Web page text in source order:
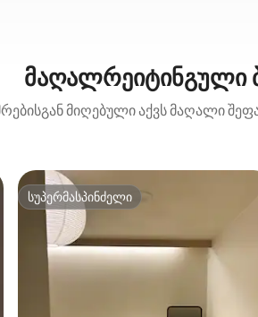
მაღალრეიტინგული
მიღებული აქვს მაღალი
სუპერმასპინძელი
სუპერმასპინძელი